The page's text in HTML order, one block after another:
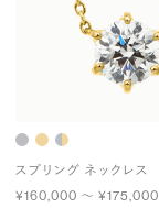
スプリング ネックレス
¥160,000 〜 ¥175,000